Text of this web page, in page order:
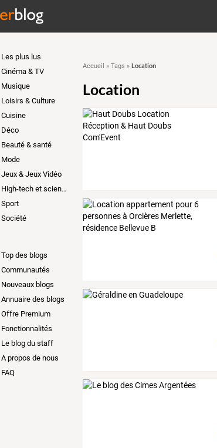
Les plus lus
Cinéma & TV
Musique
Loisirs & Culture
Cuisine
Déco
Beauté & santé
Mode
Jeux & Jeux Vidéo
High-tech et sciences
Sport
Société
Top des blogs
Communautés
Nouveaux blogs
Annuaire des blogs
Offre Premium
Fonctionnalités
Le blog du staff
A propos de nous
FAQ
Accueil » Tags » Location
Location